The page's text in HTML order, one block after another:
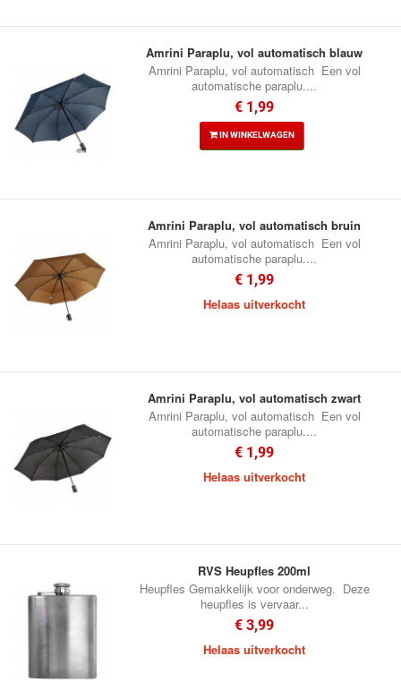
Amrini Paraplu, vol automatisch blauw
Amrini Paraplu, vol automatisch Een vol
automatische paraplu....
€ 1,99
IN WINKELWAGEN
Amrini Paraplu, vol automatisch bruin
Amrini Paraplu, vol automatisch Een vol
automatische paraplu....
€ 1,99
Helaas uitverkocht
Amrini Paraplu, vol automatisch zwart
Amrini Paraplu, vol automatisch Een vol
automatische paraplu....
€ 1,99
Helaas uitverkocht
RVS Heupfles 200ml
Heupfles Gemakkelijk voor onderweg. Deze
heupfles is vervaar...
€ 3,99
Helaas uitverkocht